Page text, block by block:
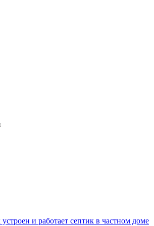
и работает септик в частном доме